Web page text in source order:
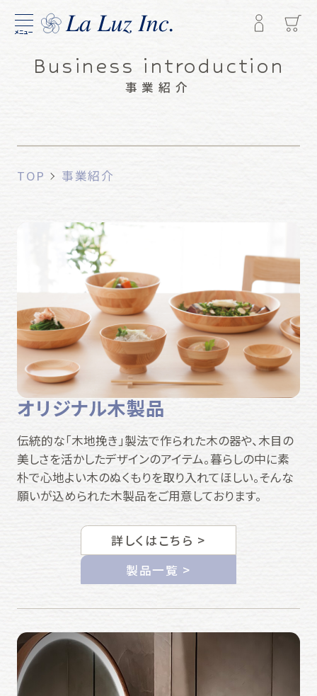
メニュー
Business introduction
事業紹介
TOP 事業紹介
オリジナル木製品
伝統的な「木地挽き」製法で作られた木の器や、木目の
美しさを活かしたデザインのアイテム。暮らしの中に素
朴で心地よい木のぬくもりを取り入れてほしい。そんな
願いが込められた木製品をご用意しております。
詳しくはこちら >
製品一覧 >